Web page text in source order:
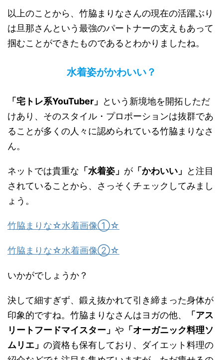
以上のことから、竹脇まりなさんの現在の活躍ぶり
は旦那さんという最強のパートナーの支えもあって
掴むことができたものであるとわかりましたね。
水着姿がかわいい？
「宅トレ系YouTuber 」
という新境地を開拓しただ
けあり、そのスタイル・プロポーションは抜群であ
ることが多くの人々に認められている竹脇まりなさ
ん。
ネットでは貴重な 「水着姿」 が 「かわいい」
と注目
されていることから、さっそくチェックしてみまし
ょう。
竹脇まりな☆水着画像①☆
竹脇まりな☆水着画像②☆
いかがでしょうか？
決して細すぎず、鍛え抜かれて引き締まった身体が
印象的ですね。竹脇まりなさんはヨガの他、
「アス
リートフードマイスター」 や 「オーガニック料理ソ
ムリエ」 の資格も保有しており、ダイエット料理の